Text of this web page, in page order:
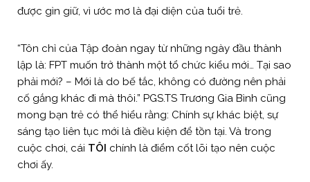
được gìn giữ, vì ước mơ là đại diện của tuổi trẻ.
“Tôn chỉ của Tập đoàn ngay từ những ngày đầu thành
lập là: FPT muốn trở thành một tổ chức kiểu mới… Tại sao
phải mới? – Mới là do bế tắc, không có đường nên phải
cố gắng khác đi mà thôi.” PGS.TS Trương Gia Bình cũng
mong bạn trẻ có thể hiểu rằng: Chính sự khác biệt, sự
sáng tạo liên tục mới là điều kiện để tồn tại. Và trong
cuộc chơi, cái TÔI chính là điểm cốt lõi tạo nên cuộc
chơi ấy.